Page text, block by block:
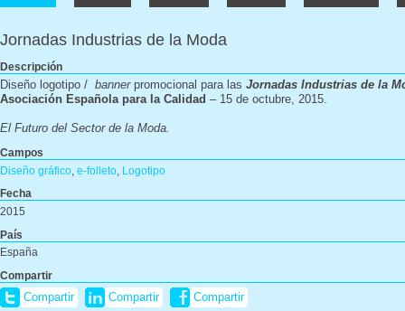
Jornadas Industrias de la Moda
Descripción
Diseño logotipo / bannerpromocional para las Jornadas Industrias de la
Asociación Española para la Calidad – 15 de octubre, 2015.
El Futuro del Sector de la Moda.
Campos
Diseño gráfico e-folleto Logotipo
Fecha
2015
País
España
Compartir
Compartir Compartir Compartir